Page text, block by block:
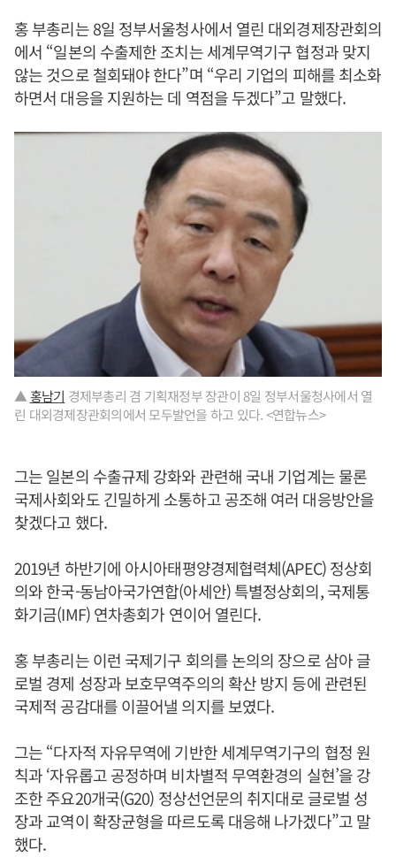
홍 부총리는 8일 정부서울청사에서 열린 대외경제장관회의
에서 “일본의 수출제한 조치는 세계무역기구 협정과 맞지
않는 것으로 철회돼야 한다”며 “우리 기업의 피해를 최소화
하면서 대응을 지원하는 데 역점을 두겠다”고 말했다.
▲홍남기 경제부총리 겸 기획재정부 장관이 8일 정부서울청사에서 열
린 대외경제장관회의에서 모두발언을 하고 있다. <연합뉴스>
그는 일본의 수출규제 강화와 관련해 국내 기업계는 물론
국제사회와도 긴밀하게 소통하고 공조해 여러 대응방안을
찾겠다고 했다.
2019년 하반기에 아시아태평양경제협력체(APEC) 정상회
의와 한국-동남아국가연합(아세안) 특별정상회의, 국제통
화기금(IMF) 연차총회가 연이어 열린다.
홍 부총리는 이런 국제기구 회의를 논의의 장으로 삼아 글
로벌 경제 성장과 보호무역주의의 확산 방지 등에 관련된
국제적 공감대를 이끌어낼 의지를 보였다.
그는 “다자적 자유무역에 기반한 세계무역기구의 협정 원
칙과 ‘자유롭고 공정하며 비차별적 무역환경의 실현’을 강
조한 주요20개국(G20) 정상선언문의 취지대로 글로벌 성
장과 교역이 확장균형을 따르도록 대응해 나가겠다”고 말
했다.